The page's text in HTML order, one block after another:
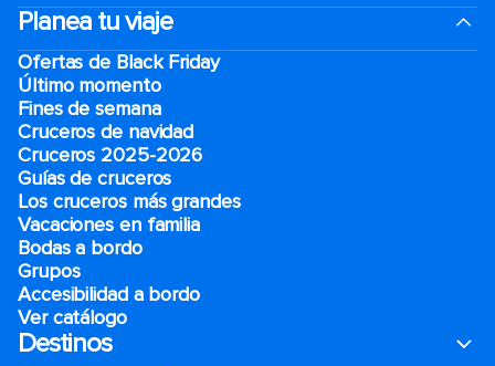
Planea tu viaje
Ofertas de Black Friday
Último momento
Fines de semana
Cruceros de navidad
Cruceros 2025-2026
Guías de cruceros
Los cruceros más grandes
Vacaciones en familia
Bodas a bordo
Grupos
Accesibilidad a bordo
Ver catálogo
Destinos